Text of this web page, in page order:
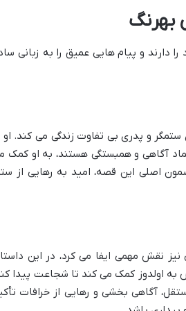
و پیام هایی عمیق را به زبانی
ستمگر و پدری بی تفاوت زندگی می کند. او
آگاهی و همبستگی هستند، به او کمک
اصلی این قصه، امید به رهایی از
نقش مهمی ایفا می کرد، در این
اولدوز کمک می کند تا شجاعت پیدا
آگاهی بخشی و رهایی از خرافات